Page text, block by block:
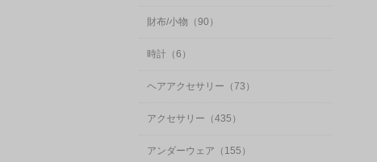
財布/小物（90）
時計（6）
ヘアアクセサリー（73）
アクセサリー（435）
アンダーウェア（155）